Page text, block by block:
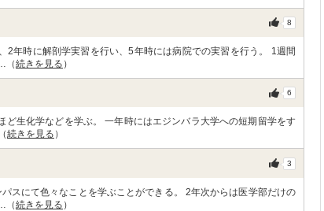
8
2年時に解剖学実習を行い、5年時には病院での実習を行う。 1週間
（続きを見る ）
6
生化学などを学ぶ。 一年時にはエジンバラ大学への短期留学をす
続きを見る ）
3
スにて色々なことを学ぶことができる。 2年次からは医学部だけの
（続きを見る ）